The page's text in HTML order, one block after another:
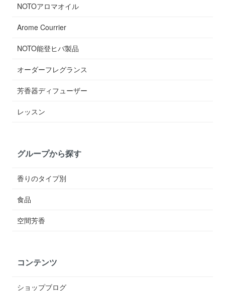
NOTOアロマオイル
Arome Courrier
NOTO能登ヒバ製品
オーダーフレグランス
芳香器ディフューザー
レッスン
グループから探す
香りのタイプ別
食品
空間芳香
コンテンツ
ショップブログ